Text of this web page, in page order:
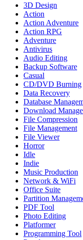
3D Design
Action
Action Adventure
Action RPG
Adventure
Antivirus
Audio Editing
Backup Software
Casual
CD/DVD Burning
Data Recovery
Database
Download
File Compression
File Management
File Viewer
Horror
Idle
Indie
Music Production
Network & WiFi
Office Suite
Partition
PDF Tool
Photo Editing
Platformer
Programming Tool